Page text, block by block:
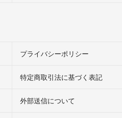
プライバシーポリシー
特定商取引法に基づく表記
外部送信について